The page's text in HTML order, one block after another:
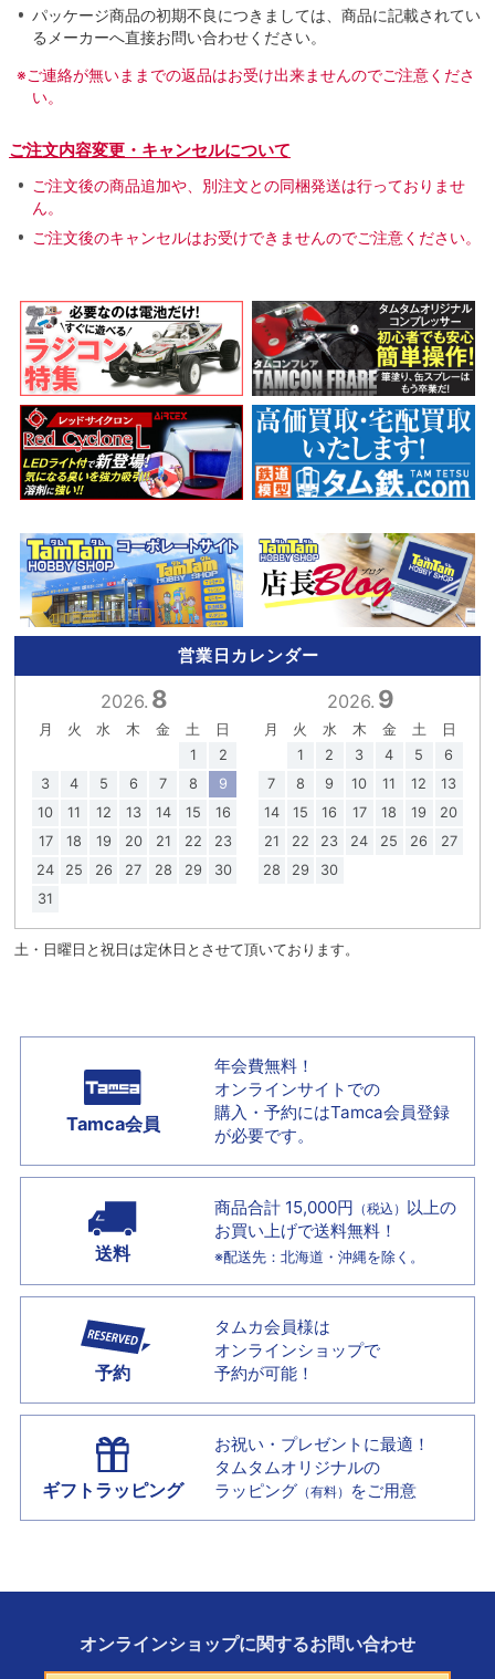
パッケージ商品の初期不良につきましては、商品に記載されてい
るメーカーへ直接お問い合わせください。
※ご連絡が無いままでの返品はお受け出来ませんのでご注意くださ
い。
ご注文内容変更・キャンセルについて
ご注文後の商品追加や、別注文との同梱発送は行っておりませ
ん。
ご注文後のキャンセルはお受けできませんのでご注意ください。
営業日カレンダー
2026. 8
月 火 水 木 金 土
日
1
2
3
4 5 6 7 8
9
10
11 12 13 14 15
16
17
18 19 20 21 22
23
24
25 26 27 28 29
30
31
2026. 9
月 火 水 木 金 土
日
1
2 3 4 5
6
7
8 9 10 11 12
13
14
15 16 17 18 19
20
21
22 23 24 25 26
27
28
29 30
土・日曜日と祝日は定休日とさせて頂いております。
Tamca会員
年会費無料！
オンラインサイトでの
購入・予約にはTamca会員登録
が必要です。
送料
商品合計 15,000円 （税込） 以上の
お買い上げで送料無料！
※配送先：北海道・沖縄を除く。
予約
タムカ会員様は
オンラインショップで
予約が可能！
ギフトラッピング
お祝い・プレゼントに最適！
タムタムオリジナルの
ラッピング （有料） をご用意
オンラインショップに関するお問い合わせ